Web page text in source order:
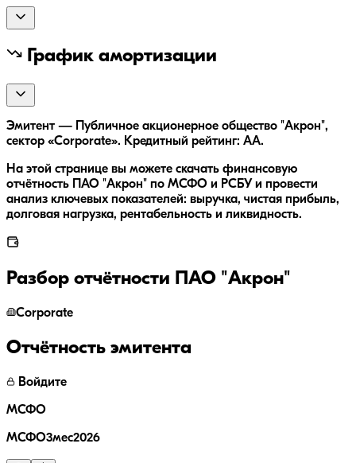
График амортизации
Эмитент — Публичное акционерное общество "Акрон",
сектор «Corporate». Кредитный рейтинг: AA.
На этой странице вы можете скачать финансовую
отчётность ПАО "Акрон" по МСФО и РСБУ и провести
анализ ключевых показателей: выручка, чистая прибыль,
долговая нагрузка, рентабельность и ликвидность.
Разбор отчётности ПАО "Акрон"
Corporate
Отчётность эмитента
Войдите
МСФО
МСФО3мес2026